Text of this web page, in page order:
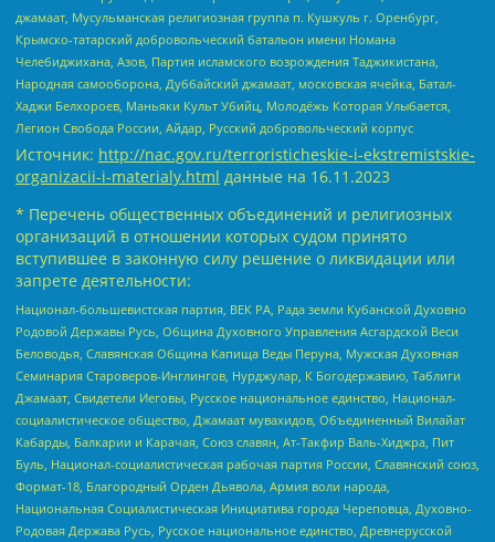
джамаат, Мусульманская религиозная группа п. Кушкуль г. Оренбург,
Крымско-татарский добровольческий батальон имени Номана
Челебиджихана, Азов, Партия исламского возрождения Таджикистана,
Народная самооборона, Дуббайский джамаат, московская ячейка, Батал-
Хаджи Белхороев, Маньяки Культ Убийц, Молодёжь Которая Улыбается,
Легион Свобода России, Айдар, Русский добровольческий корпус
Источник: http://nac.gov.ru/terroristicheskie-i-ekstremistskie-
organizacii-i-materialy.html данные на 16.11.2023
* Перечень общественных объединений и религиозных
организаций в отношении которых судом принято
вступившее в законную силу решение о ликвидации или
запрете деятельности:
Национал-большевистская партия, ВЕК РА, Рада земли Кубанской Духовно
Родовой Державы Русь, Община Духовного Управления Асгардской Веси
Беловодья, Славянская Община Капища Веды Перуна, Мужская Духовная
Семинария Староверов-Инглингов, Нурджулар, К Богодержавию, Таблиги
Джамаат, Свидетели Иеговы, Русское национальное единство, Национал-
социалистическое общество, Джамаат мувахидов, Объединенный Вилайат
Кабарды, Балкарии и Карачая, Союз славян, Ат-Такфир Валь-Хиджра, Пит
Буль, Национал-социалистическая рабочая партия России, Славянский союз,
Формат-18, Благородный Орден Дьявола, Армия воли народа,
Национальная Социалистическая Инициатива города Череповца, Духовно-
Родовая Держава Русь, Русское национальное единство, Древнерусской